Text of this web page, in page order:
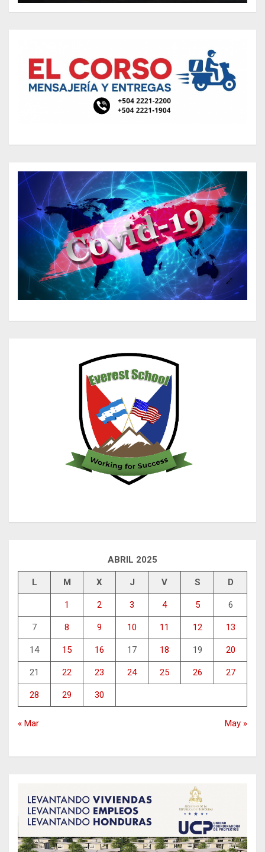
ABRIL 2025
L M X J V S D
1 2 3 4 5 6
7 8 9 10 11 12 13
14 15 16 17 18 19 20
21 22 23 24 25 26 27
28 29 30
« Mar May »